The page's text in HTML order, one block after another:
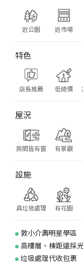
近公園 近市場
特色
店長推薦 低總價
屋況
房間皆有窗 有景觀
設施
具垃圾處理 有花園
敦小介壽明星學區
高樓層、棟距遠採
垃圾處理代收包裹